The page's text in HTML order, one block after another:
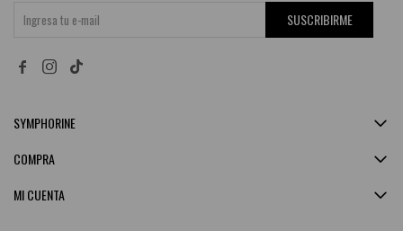
SUSCRIBIRME
 
SYMPHORINE
MI CUENTA
COMPRA